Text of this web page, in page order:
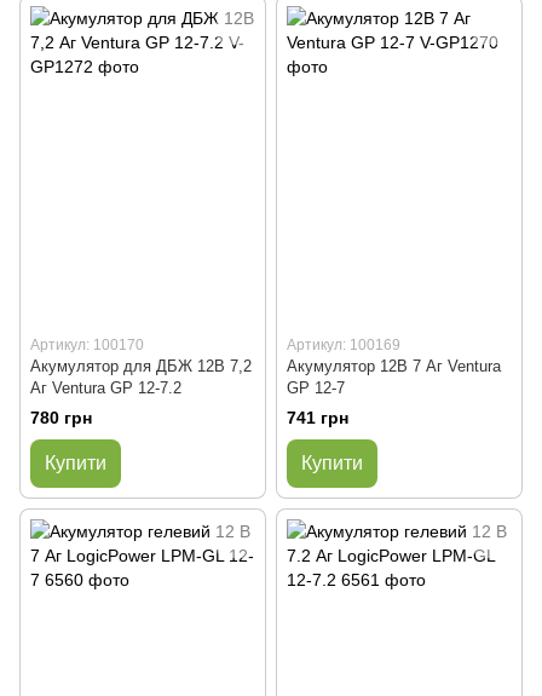
Артикул: 100170
Акумулятор для ДБЖ 12В 7,2
Аг Ventura GP 12-7.2
780 грн
Купити
Артикул: 100169
Акумулятор 12В 7 Аг Ventura
GP 12-7
741 грн
Купити